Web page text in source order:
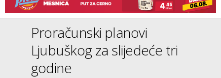
Proračunski planovi
Ljubuškog za slijedeće tri
godine